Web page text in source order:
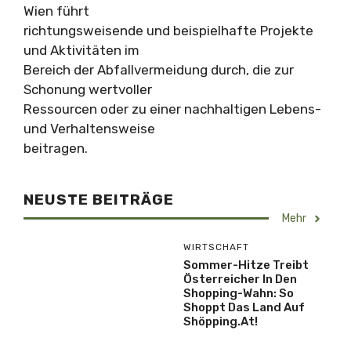
Wien führt
richtungsweisende und beispielhafte Projekte
und Aktivitäten im
Bereich der Abfallvermeidung durch, die zur
Schonung wertvoller
Ressourcen oder zu einer nachhaltigen Lebens-
und Verhaltensweise
beitragen.
NEUSTE BEITRÄGE
Mehr
WIRTSCHAFT
Sommer-Hitze Treibt
Österreicher In Den
Shopping-Wahn: So
Shoppt Das Land Auf
Shöpping.at!